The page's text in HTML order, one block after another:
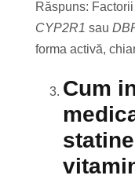
Răspuns:
CYP2R1 sau
forma activă,
Cum